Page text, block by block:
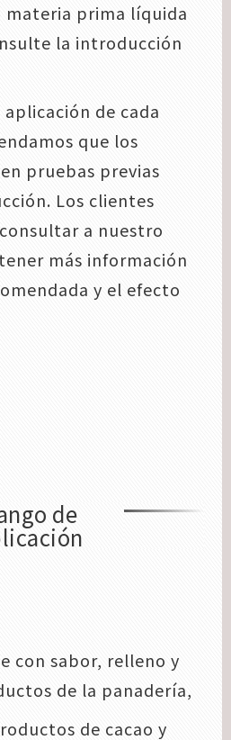
materia prima líquida
la introducción
de cada
que los
pruebas previas
Los clientes
a nuestro
más información
y el efecto
de
con sabor, relleno y
de la panadería,
de cacao y